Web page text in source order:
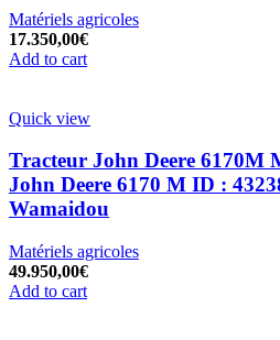
Matériels agricoles
17.350,00€
Add to cart
Quick view
Tracteur John Deere 6170M
John Deere 6170 M ID :
Wamaidou
Matériels agricoles
49.950,00€
Add to cart